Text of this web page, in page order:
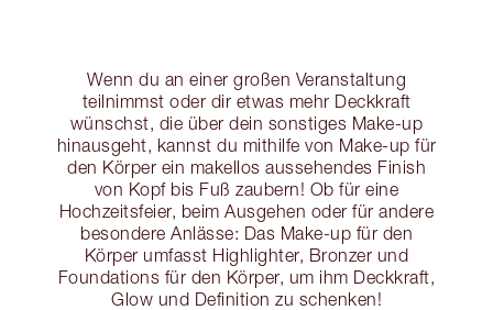
Wenn du an einer großen Veranstaltung
teilnimmst oder dir etwas mehr Deckkraft
wünschst, die über dein sonstiges Make-up
hinausgeht, kannst du mithilfe von Make-up für
den Körper ein makellos aussehendes Finish
von Kopf bis Fuß zaubern! Ob für eine
Hochzeitsfeier, beim Ausgehen oder für andere
besondere Anlässe: Das Make-up für den
Körper umfasst Highlighter, Bronzer und
Foundations für den Körper, um ihm Deckkraft,
Glow und Definition zu schenken!